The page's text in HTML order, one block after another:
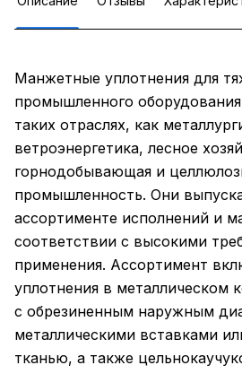
Манжетные уплотнения для
промышленного
таких отраслях, как
ветроэнергетика, лесное
горнодобывающая и
промышленность. Они
ассортименте исполнений и
соответствии с высокими
применения. Ассортимент
уплотнения в металлическом
с обрезиненным наружным
металлическими вставками
тканью, а также